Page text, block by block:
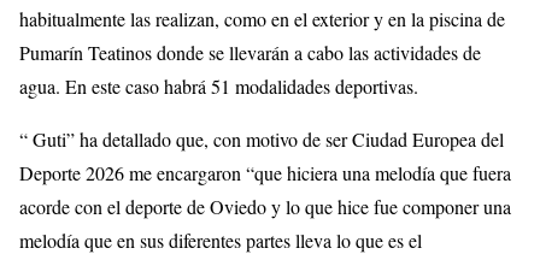
habitualmente las realizan, como en el exterior y en la piscina de
Pumarín Teatinos donde se llevarán a cabo las actividades de
agua. En este caso habrá 51 modalidades deportivas.
“ Guti” ha detallado que, con motivo de ser Ciudad Europea del
Deporte 2026 me encargaron “que hiciera una melodía que fuera
acorde con el deporte de Oviedo y lo que hice fue componer una
melodía que en sus diferentes partes lleva lo que es el